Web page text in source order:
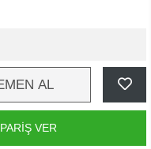
AL
VER